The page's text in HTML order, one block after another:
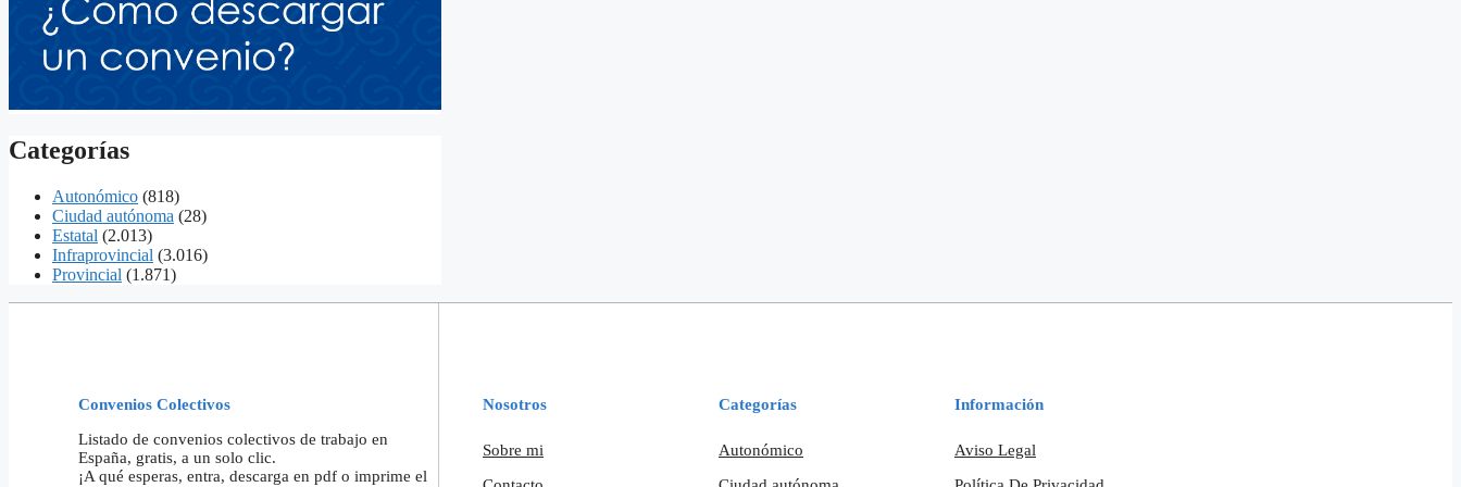
Categorías
Autonómico (818)
Ciudad autónoma (28)
Estatal (2.013)
Infraprovincial (3.016)
Provincial (1.871)
Convenios Colectivos
Listado de convenios colectivos de trabajo en
España, gratis, a un solo clic.
¡A qué esperas, entra, descarga en pdf o imprime el
Nosotros
Sobre mi
Categorías
Autonómico
Información
Aviso Legal